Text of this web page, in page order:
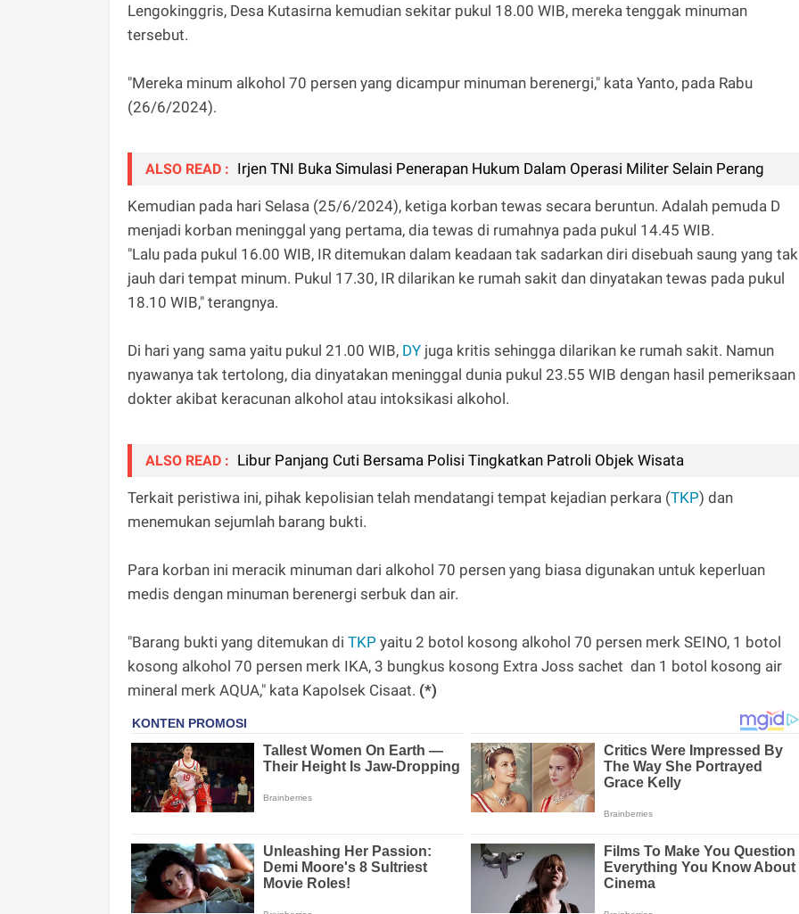
Lengokinggris, Desa Kutasirna kemudian sekitar pukul 18.00 WIB, mereka tenggak minuman
tersebut.
"Mereka minum alkohol 70 persen yang dicampur minuman berenergi," kata Yanto, pada Rabu
(26/6/2024).
ALSO READ : Irjen TNI Buka Simulasi Penerapan Hukum Dalam Operasi Militer Selain Perang
Kemudian pada hari Selasa (25/6/2024), ketiga korban tewas secara beruntun. Adalah pemuda D
menjadi korban meninggal yang pertama, dia tewas di rumahnya pada pukul 14.45 WIB.
"Lalu pada pukul 16.00 WIB, IR ditemukan dalam keadaan tak sadarkan diri disebuah saung yang tak
jauh dari tempat minum. Pukul 17.30, IR dilarikan ke rumah sakit dan dinyatakan tewas pada pukul
18.10 WIB," terangnya.
Di hari yang sama yaitu pukul 21.00 WIB, DY juga kritis sehingga dilarikan ke rumah sakit. Namun
nyawanya tak tertolong, dia dinyatakan meninggal dunia pukul 23.55 WIB dengan hasil pemeriksaan
dokter akibat keracunan alkohol atau intoksikasi alkohol.
ALSO READ : Libur Panjang Cuti Bersama Polisi Tingkatkan Patroli Objek Wisata
Terkait peristiwa ini, pihak kepolisian telah mendatangi tempat kejadian perkara (TKP) dan
menemukan sejumlah barang bukti.
Para korban ini meracik minuman dari alkohol 70 persen yang biasa digunakan untuk keperluan
medis dengan minuman berenergi serbuk dan air.
"Barang bukti yang ditemukan di TKP yaitu 2 botol kosong alkohol 70 persen merk SEINO, 1 botol
kosong alkohol 70 persen merk IKA, 3 bungkus kosong Extra Joss sachet dan 1 botol kosong air
mineral merk AQUA," kata Kapolsek Cisaat. (*)